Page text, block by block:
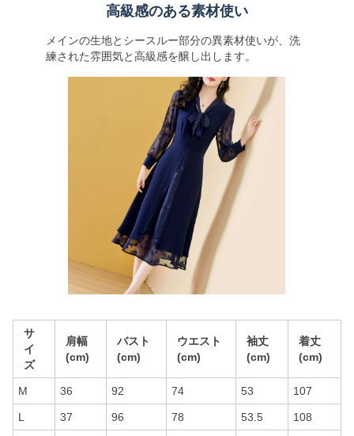
高級感のある素材使い
メインの生地とシースルー部分の異素材使いが、洗
練された雰囲気と高級感を醸し出します。
サ
イ
ズ
肩幅
(cm)
バスト
(cm)
ウエスト
(cm)
袖丈
(cm)
着丈
(cm)
M 36 92 74 53 107
L 37 96 78 53.5 108